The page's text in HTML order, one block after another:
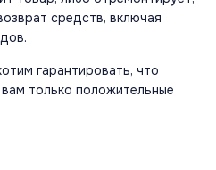
средств, включая
гарантировать, что
только положительные